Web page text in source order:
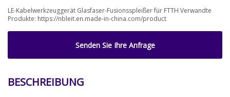
LE-Kabelwerkzeuggerät Glasfaser-Fusionsspleißer für FTTH Verwandte
Produkte: https://nbleit.en.made-in-china.com/product
Senden Sie Ihre Anfrage
BESCHREIBUNG